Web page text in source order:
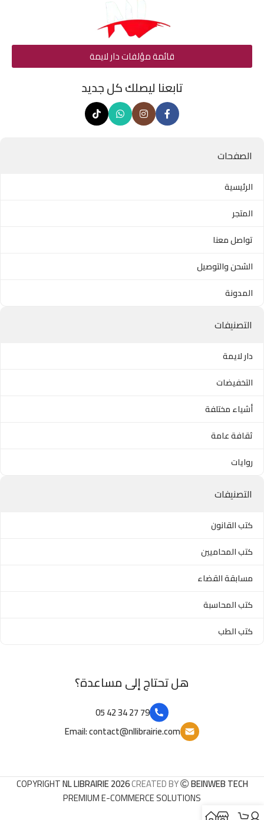
قائمة مؤلفات دار لايمة
تابعنا ليصلك كل جديد
الصفحات
الرئيسية
المتجر
تواصل معنا
الشحن والتوصيل
المدونة
التصنيفات
دار لايمة
التخفيضات
أشياء مختلفة
ثقافة عامة
روايات
التصنيفات
كتب القانون
كتب المحاميين
مسابقة القضاء
كتب المحاسبة
كتب الطب
هل تحتاج إلى مساعدة؟
79 27 34 42 05
Email: contact@nllibrairie.com
COPYRIGHTNL LIBRAIRIE 2026CREATED BY
BEINWEB TECH
PREMIUM E-COMMERCE SOLUTIONS